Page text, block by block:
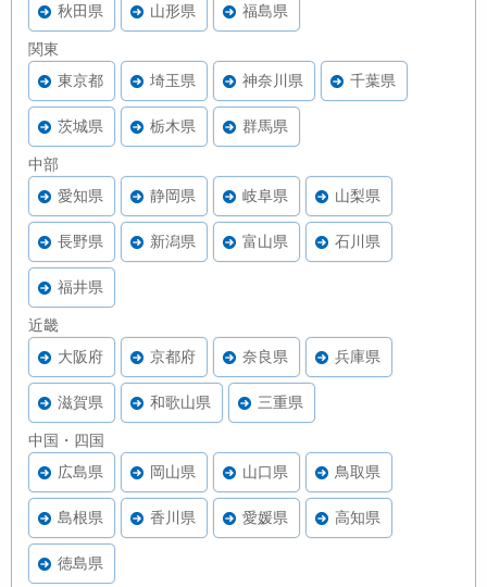
秋田県 山形県 福島県
関東
東京都
埼玉県 神奈川県 千葉県
茨城県 栃木県 群馬県
中部
愛知県
静岡県 岐阜県 山梨県
長野県 新潟県 富山県 石川県
福井県
近畿
大阪府
京都府 奈良県 兵庫県
滋賀県 和歌山県 三重県
中国・四国
広島県
岡山県 山口県 鳥取県
島根県 香川県 愛媛県 高知県
徳島県